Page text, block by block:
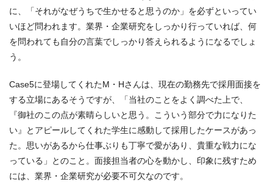
に、「それがなぜうちで生かせると思うのか」を必ずといってい
いほど問われます。業界・企業研究をしっかり行っていれば、何
を問われても自分の言葉でしっかり答えられるようになるでしょ
う。
Case5に登場してくれたM・Hさんは、現在の勤務先で採用面接を
する立場にあるそうですが、「当社のことをよく調べた上で、
『御社のこの点が素晴らしいと思う。こういう部分で力になりた
い』とアピールしてくれた学生に感動して採用したケースがあっ
た。思いがあるから仕事ぶりも丁寧で愛があり、貴重な戦力にな
っている」とのこと。面接担当者の心を動かし、印象に残すため
には、業界・企業研究が必要不可欠なのです。